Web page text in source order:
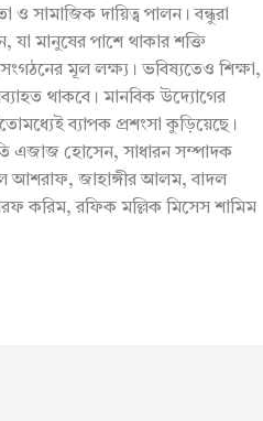
ও সামাজিক দায়িত্ব পালন। বন্ধুরা
মানুষের পাশে থাকার শক্তি
মূল লক্ষ্য। ভবিষ্যতেও শিক্ষা,
থাকবে। মানবিক উদ্যোগের
ব্যাপক প্রশংসা কুড়িয়েছে।
এজাজ হোসেন, সাধারন সম্পাদক
আশরাফ, জাহাঙ্গীর আলম, বাদল
করিম, রফিক মল্লিক মিসেস শামিম